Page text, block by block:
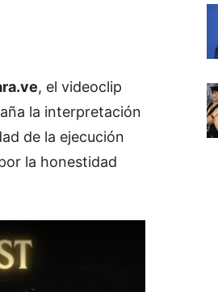
ve, el videoclip
la interpretación
de la ejecución
la honestidad